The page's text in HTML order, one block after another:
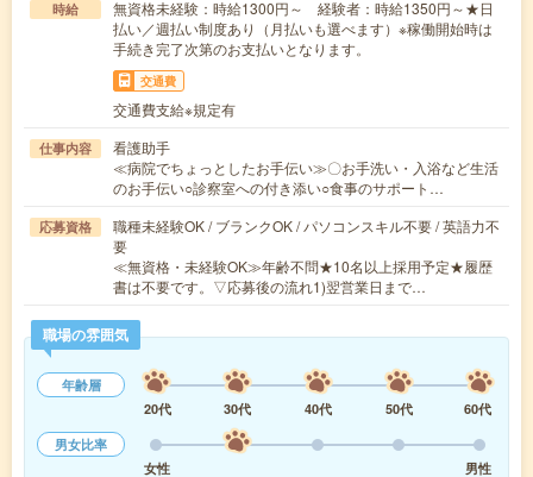
時給
無資格未経験：時給1300円～ 経験者：時給1350円～★日
払い／週払い制度あり（月払いも選べます）※稼働開始時は
手続き完了次第のお支払いとなります。
交通費
交通費支給※規定有
仕事内容
看護助手
≪病院でちょっとしたお手伝い≫〇お手洗い・入浴など生活
のお手伝い○診察室への付き添い○食事のサポート…
応募資格
職種未経験OK / ブランクOK / パソコンスキル不要 / 英語力不
要
≪無資格・未経験OK≫年齢不問★10名以上採用予定★履歴
書は不要です。▽応募後の流れ1)翌営業日まで…
職場の雰囲気
年齢層
20代
30代 40代 50代
60代
男女比率
女性
男性